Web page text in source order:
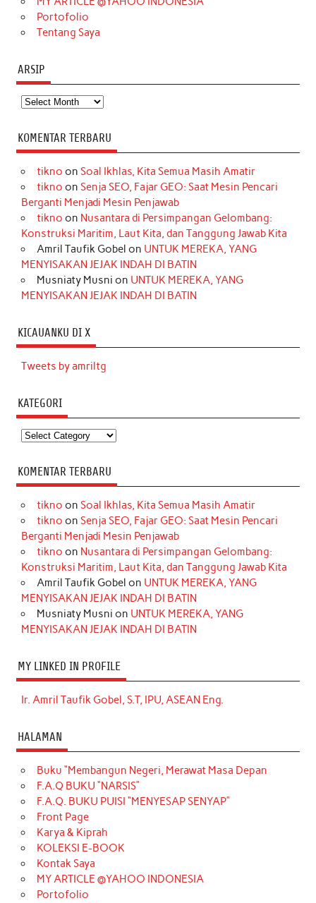
Portofolio
Tentang Saya
ARSIP
Arsip
KOMENTAR TERBARU
tikno on Soal Ikhlas, Kita Semua Masih Amatir
tikno on Senja SEO, Fajar GEO: Saat Mesin Pencari
Berganti Menjadi Mesin Penjawab
tikno on Nusantara di Persimpangan Gelombang:
Konstruksi Maritim, Laut Kita, dan Tanggung Jawab Kita
Amril Taufik Gobel on UNTUK MEREKA, YANG
MENYISAKAN JEJAK INDAH DI BATIN
Musniaty Musni on UNTUK MEREKA, YANG
MENYISAKAN JEJAK INDAH DI BATIN
KICAUANKU DI X
Tweets by amriltg
KATEGORI
Kategori
KOMENTAR TERBARU
tikno on Soal Ikhlas, Kita Semua Masih Amatir
tikno on Senja SEO, Fajar GEO: Saat Mesin Pencari
Berganti Menjadi Mesin Penjawab
tikno on Nusantara di Persimpangan Gelombang:
Konstruksi Maritim, Laut Kita, dan Tanggung Jawab Kita
Amril Taufik Gobel on UNTUK MEREKA, YANG
MENYISAKAN JEJAK INDAH DI BATIN
Musniaty Musni on UNTUK MEREKA, YANG
MENYISAKAN JEJAK INDAH DI BATIN
MY LINKED IN PROFILE
Ir. Amril Taufik Gobel, S.T, IPU, ASEAN Eng.
HALAMAN
Buku “Membangun Negeri, Merawat Masa Depan
F.A.Q BUKU “NARSIS”
F.A.Q. BUKU PUISI “MENYESAP SENYAP”
Front Page
Karya & Kiprah
KOLEKSI E-BOOK
Kontak Saya
MY ARTICLE @YAHOO INDONESIA
Portofolio